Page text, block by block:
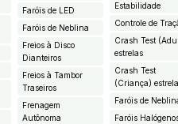
Faróis de LED
Faróis de Neblina
Freios à Disco
Dianteiros
Freios à Tambor
Traseiros
Frenagem
Autônoma
Estabilidade
Controle de
Crash Test
estrelas
Crash Test
(Criança)
Faróis de
Faróis